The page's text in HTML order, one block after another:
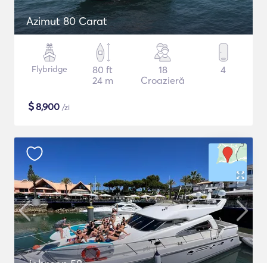
Azimut 80 Carat
Flybridge
80 ft
24 m
18
Croazieră
4
$8,900 /zi